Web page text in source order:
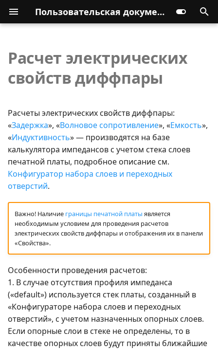
Пользовательская документация
Расчет электрических
свойств диффпары
Расчеты электрических свойств диффпары:
«Задержка», «Волновое сопротивление», «Емкость»,
«Индуктивность» — производятся на базе
калькулятора импедансов с учетом стека слоев
печатной платы, подробное описание см.
Конфигуратор набора слоев и переходных
отверстий.
Важно! Наличие границы печатной платы является
необходимым условием для проведения расчетов
электрических свойств диффпары и отображения их в панели
«Свойства».
Особенности проведения расчетов:
1. В случае отсутствия профиля импеданса
(«default») используется стек платы, созданный в
«Конфигураторе набора слоев и переходных
отверстий», с учетом назначенных опорных слоев.
Если опорные слои в стеке не определены, то в
качестве опорных слоев будут приняты ближайшие